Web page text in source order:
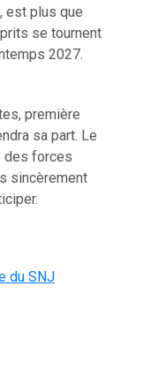
est plus que
se tournent
2027.
première
sa part. Le
des forces
sincèrement
du SNJ